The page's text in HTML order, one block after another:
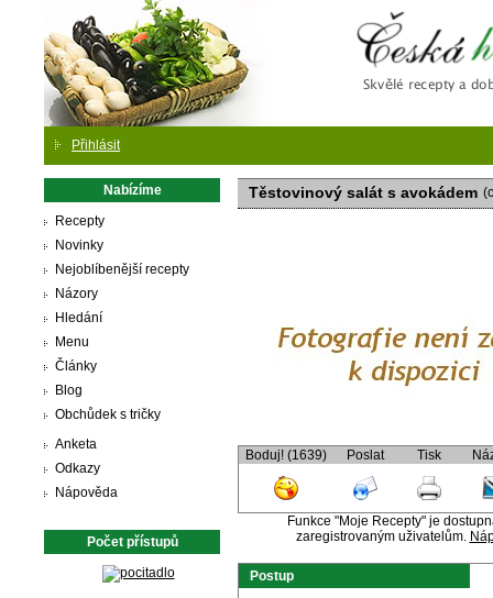
Přihlásit
Nabízíme
Recepty
Novinky
Nejoblíbenější recepty
Názory
Hledání
Menu
Články
Blog
Obchůdek s tričky
Anketa
Odkazy
Nápověda
Počet přístupů
Těstovinový salát s avokádem
Boduj! (1639) Poslat Tisk
Funkce "Moje Recepty" je
zaregistrovaným uživatelům.
Postup